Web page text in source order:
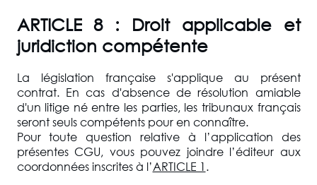
ARTICLE 8 : Droit applicable et
juridiction compétente
La législation française s'applique au présent
contrat. En cas d'absence de résolution amiable
d'un litige né entre les parties, les tribunaux français
seront seuls compétents pour en connaître.
Pour toute question relative à l’application des
présentes CGU, vous pouvez joindre l’éditeur aux
coordonnées inscrites à l’ARTICLE 1.